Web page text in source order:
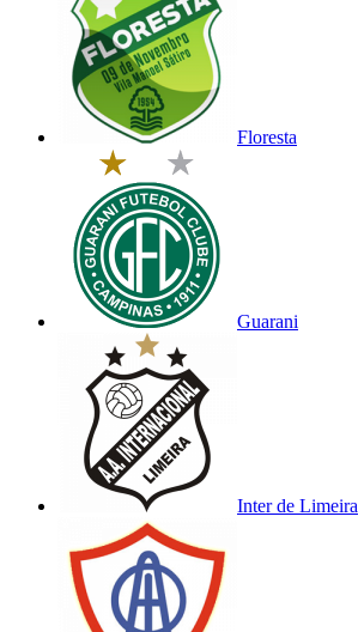
Floresta
Guarani
Inter de Limeira